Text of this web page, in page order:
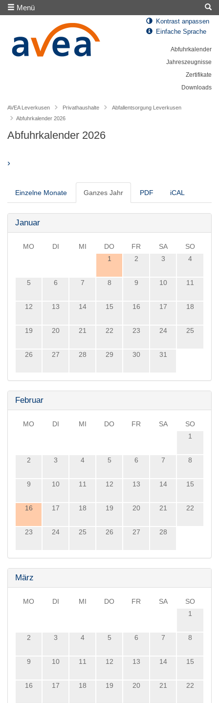
Menü
Kontrast anpassen
Einfache Sprache
Abfuhrkalender
Jahreszeugnisse
Zertifikate
Downloads
AVEA Leverkusen Privathaushalte
Abfallentsorgung Leverkusen
Abfuhrkalender 2026
Abfuhrkalender 2026
›
Einzelne Monate Ganzes Jahr PDF iCAL
Januar
MO DI MI DO FR SA
SO
1
2 3 4
5 6 7 8 9 10 11
12 13 14 15 16 17 18
19 20 21 22 23 24 25
26 27 28 29 30 31
Februar
MO DI MI DO FR SA
SO
1
2 3 4 5 6 7 8
9 10 11 12 13 14 15
16 17 18 19 20 21 22
23 24 25 26 27 28
März
MO DI MI DO FR SA
SO
1
2 3 4 5 6 7 8
9 10 11 12 13 14 15
16 17 18 19 20 21 22